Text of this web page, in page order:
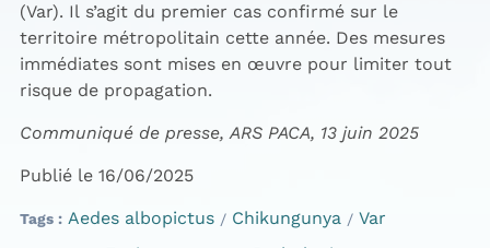
(Var). Il s’agit du premier cas confirmé sur le
territoire métropolitain cette année. Des mesures
immédiates sont mises en œuvre pour limiter tout
risque de propagation.
Communiqué de presse, ARS PACA, 13 juin 2025
Publié le 16/06/2025
Tags Aedes albopictus Chikungunya Var